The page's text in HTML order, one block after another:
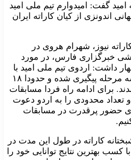
گفت: امیدوارم تیم ملی امید
اندونزی از کیان کاراته ایران
نیوز، شهرام هروی در
خبرگزاری فارس، در مورد
داشت: اردوی تیم ملی امید با
حضور کادر فنی قبلی سه مرحله پیگیری شده و حدودا ۱۸
برای ادامه راه فردا مسابقات
تعداد محدودی را به اردو دعوت
حضور پرقدرت در مسابقات
کاراته در طول این مدت در
بهترین نتایج توانایی خود را